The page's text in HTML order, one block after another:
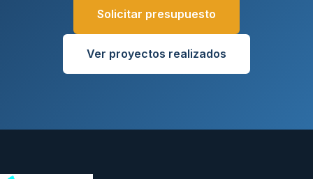
Solicitar presupuesto
Ver proyectos realizados